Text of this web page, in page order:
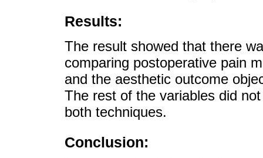
Results:
The result showed that there
comparing postoperative pain
and the aesthetic outcome
The rest of the variables did
both techniques.
Conclusion: